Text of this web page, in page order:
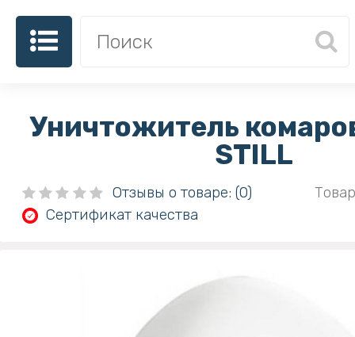
Уничтожитель
STILL
Отзывы о товаре: (0)
Сертификат качества